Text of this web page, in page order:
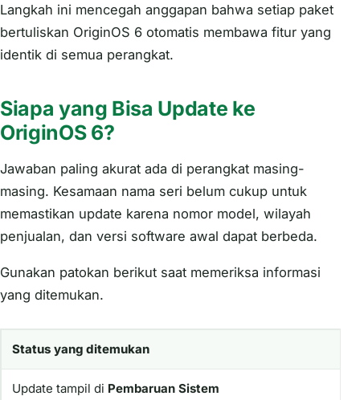
Langkah ini mencegah anggapan bahwa setiap paket
bertuliskan OriginOS 6 otomatis membawa fitur yang
identik di semua perangkat.
Siapa yang Bisa Update ke
OriginOS 6?
Jawaban paling akurat ada di perangkat masing-
masing. Kesamaan nama seri belum cukup untuk
memastikan update karena nomor model, wilayah
penjualan, dan versi software awal dapat berbeda.
Gunakan patokan berikut saat memeriksa informasi
yang ditemukan.
Status yang ditemukan
Update tampil di Pembaruan Sistem